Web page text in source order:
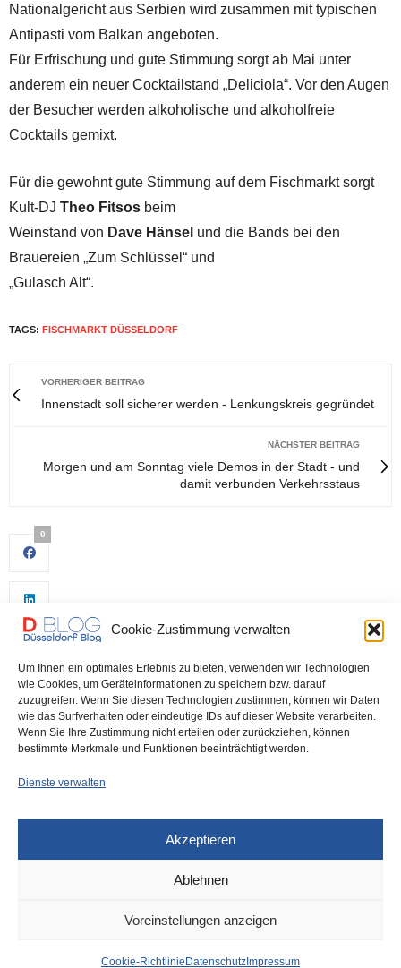
Cookie-Zustimmung verwalten
Um Ihnen ein optimales Erlebnis zu bieten, verwenden wir Technologien
wie Cookies, um Geräteinformationen zu speichern bzw. darauf
zuzugreifen. Wenn Sie diesen Technologien zustimmen, können wir Daten
wie das Surfverhalten oder eindeutige IDs auf dieser Website verarbeiten.
Wenn Sie Ihre Zustimmung nicht erteilen oder zurückziehen, können
bestimmte Merkmale und Funktionen beeinträchtigt werden.
Dienste verwalten
Akzeptieren
Ablehnen
Voreinstellungen anzeigen
Cookie-Richtlinie Datenschutz Impressum
Nationalgericht aus Serbien wird zusammen mit typischen
Antipasti vom Balkan angeboten.
Für Erfrischung und gute Stimmung sorgt ab Mai unter
anderem ein neuer Cocktailstand „Deliciola“. Vor den Augen
der Besucher werden alkoholische und alkoholfreie
Cocktails gemixt.
Für die gewohnt gute Stimmung auf dem Fischmarkt sorgt
Kult-DJ Theo Fitsos beim
Weinstand von Dave Hänsel und die Bands bei den
Brauereien „Zum Schlüssel“ und
„Gulasch Alt“.
TAGS: FISCHMARKT DÜSSELDORF
VORHERIGER BEITRAG
Innenstadt soll sicherer werden - Lenkungskreis gegründet
NÄCHSTER BEITRAG
Morgen und am Sonntag viele Demos in der Stadt - und
damit verbunden Verkehrsstaus
0